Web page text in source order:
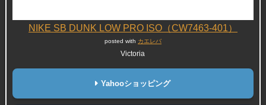
NIKE SB DUNK LOW PRO ISO（CW7463-401）
posted with カエレバ
Victoria
Yahooショッピング